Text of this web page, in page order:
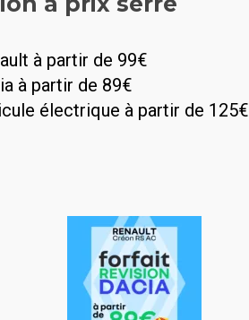
à partir de 99€
à partir de 89€
électrique à partir de 125€